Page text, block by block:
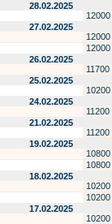
28.02.2025
12000
27.02.2025
12000
12000
26.02.2025
11700
25.02.2025
10200
24.02.2025
11200
21.02.2025
11200
19.02.2025
10800
10800
18.02.2025
10200
10200
17.02.2025
10200